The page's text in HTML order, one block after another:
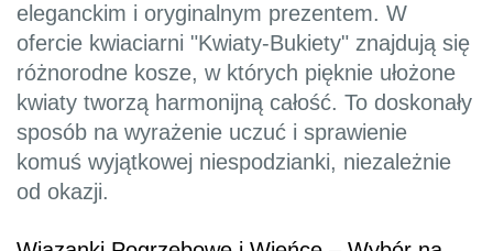
eleganckim i oryginalnym prezentem. W
ofercie kwiaciarni "Kwiaty-Bukiety" znajdują się
różnorodne kosze, w których pięknie ułożone
kwiaty tworzą harmonijną całość. To doskonały
sposób na wyrażenie uczuć i sprawienie
komuś wyjątkowej niespodzianki, niezależnie
od okazji.